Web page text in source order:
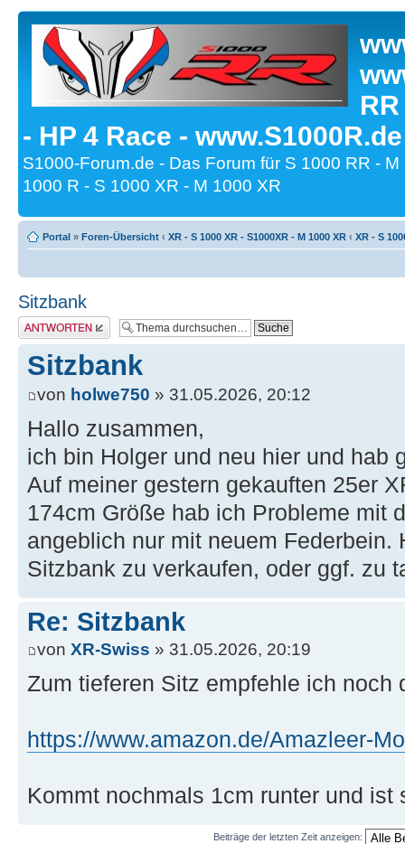
- HP 4 Race -
S1000-Forum.de - Das Forum für S 1000 RR -
1000 R - S 1000 XR - M 1000 XR
Portal » Foren-Übersicht ‹ XR - S 1000 XR - S1000XR - M 1000 XR ‹ XR - S
Sitzbank
Antwort erstellen
Sitzbank
von holwe750 » 31.05.2026, 20:12
Hallo zusammen,
ich bin Holger und neu hier und hab
Auf meiner gestern gekauften 25er
174cm Größe hab ich Probleme mit
angeblich nur mit neuem Federbein.
Sitzbank zu verkaufen, oder ggf. zu
Re: Sitzbank
von XR-Swiss » 31.05.2026, 20:19
Zum tieferen Sitz empfehle ich noch
https://www.amazon.de/Amazleer-
Kommt nochmals 1cm runter und ist
Beiträge der letzten Zeit anzeigen: